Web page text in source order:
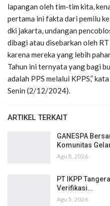
lapangan oleh tim-tim kita,
pertama ini fakta dari pemilu
dki jakarta, undangan
dibagi atau disebarkan oleh RT
karena mereka yang lebih
Tahun ini ternyata yang bagi
adalah PPS melalui KPPS,”
Senin (2/12/2024).
ARTIKEL TERKAIT
GANESPA
Komunitas
Agu 8, 2026
PT IKPP
Verifikasi…
Agu 5, 2026